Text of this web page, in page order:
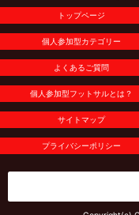
トップページ
個人参加型カテゴリー
よくあるご質問
個人参加型フットサルとは？
サイトマップ
プライバシーポリシー